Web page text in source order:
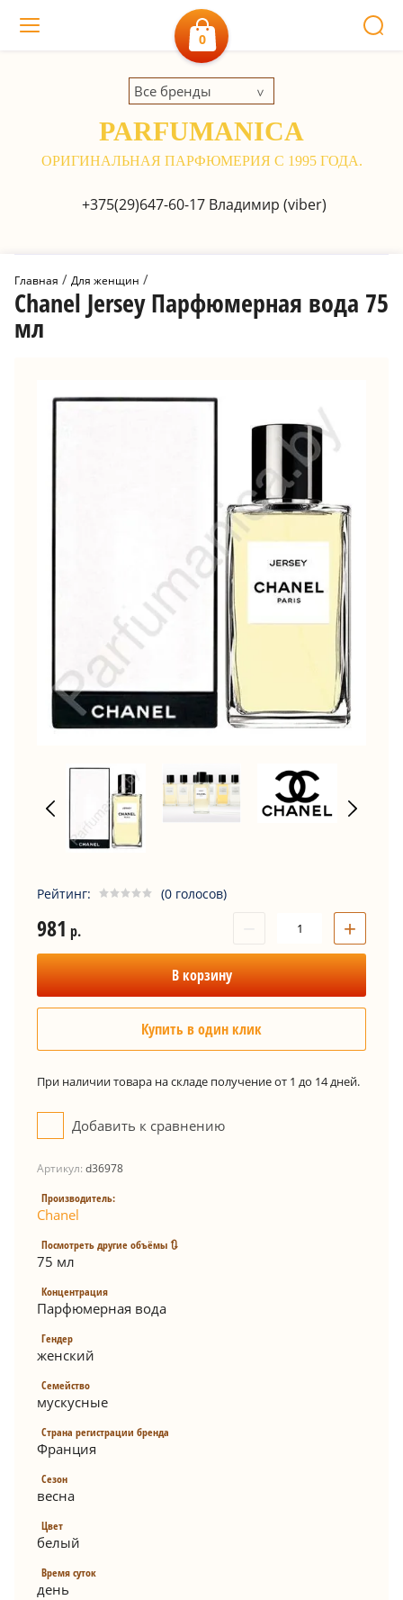
0
+375(29)647-60-17Владимир (viber)
Все бренды
PARFUMANICA
ОРИГИНАЛЬНАЯ ПАРФЮМЕРИЯ С 1995 ГОДА.
Главная / Для женщин /
Chanel Jersey Парфюмерная вода 75
мл
Рейтинг: (0 голосов)
981 р. +
В корзину
Купить в один клик
При наличии товара на складе получение от 1 до 14 дней.
Добавить к сравнению
Артикул: d36978
Производитель:
Chanel
Посмотреть другие объёмы 🔃
75 мл
Концентрация
Парфюмерная вода
Гендер
женский
Семейство
мускусные
Страна регистрации бренда
Франция
Сезон
весна
Цвет
белый
Время суток
день